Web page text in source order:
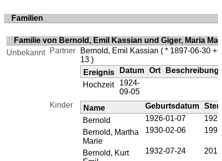
Familien
Familie von Bernold, Emil Kassian und Giger, Maria
Unbekannt
Partner Bernold, Emil Kassian ( * 1897-06-30 +
13 )
Ereignis
Datum Ort
Beschreibung
Hochzeit
1924-
09-05
Kinder
Name Geburtsdatum
Bernold
1926-01-07
Bernold, Martha
Marie
1930-02-06
Bernold, Kurt
1932-07-24